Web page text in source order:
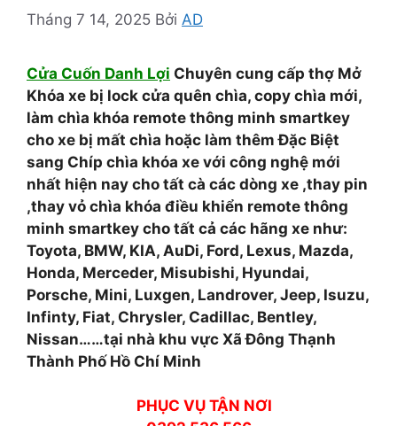
Tháng 7 14, 2025 Bởi AD
Cửa Cuốn Danh Lợi Chuyên cung cấp thợ Mở
Khóa xe bị lock cửa quên chìa, copy chìa mới,
làm chìa khóa remote thông minh smartkey
cho xe bị mất chìa hoặc làm thêm Đặc Biệt
sang Chíp chìa khóa xe với công nghệ mới
nhất hiện nay cho tất cà các dòng xe ,thay pin
,thay vỏ chìa khóa điều khiển remote thông
minh smartkey cho tất cả các hãng xe như:
Toyota, BMW, KIA, AuDi, Ford, Lexus, Mazda,
Honda, Merceder, Misubishi, Hyundai,
Porsche, Mini, Luxgen, Landrover, Jeep, Isuzu,
Infinty, Fiat, Chrysler, Cadillac, Bentley,
Nissan……tại nhà khu vực Xã Đông Thạnh
Thành Phố Hồ Chí Minh
PHỤC VỤ TẬN NƠI